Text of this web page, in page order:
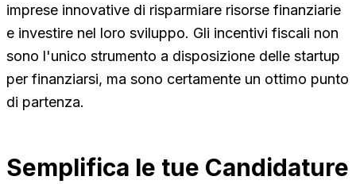
imprese innovative di risparmiare risorse finanziarie
e investire nel loro sviluppo. Gli incentivi fiscali non
sono l'unico strumento a disposizione delle startup
per finanziarsi, ma sono certamente un ottimo punto
di partenza.
Semplifica le tue Candidature